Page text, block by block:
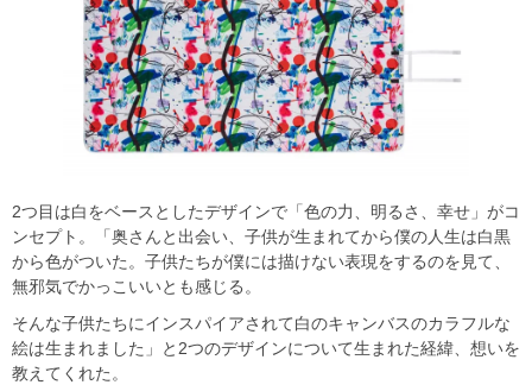
2つ目は白をベースとしたデザインで「色の力、明るさ、幸せ」がコ
ンセプト。「奥さんと出会い、子供が生まれてから僕の人生は白黒
から色がついた。子供たちが僕には描けない表現をするのを見て、
無邪気でかっこいいとも感じる。
そんな子供たちにインスパイアされて白のキャンバスのカラフルな
絵は生まれました」と2つのデザインについて生まれた経緯、想いを
教えてくれた。